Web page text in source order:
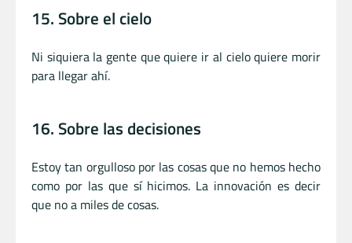
15. Sobre el cielo
Ni siquiera la gente que quiere ir al cielo quiere morir
para llegar ahí.
16. Sobre las decisiones
Estoy tan orgulloso por las cosas que no hemos hecho
como por las que sí hicimos. La innovación es decir
que no a miles de cosas.